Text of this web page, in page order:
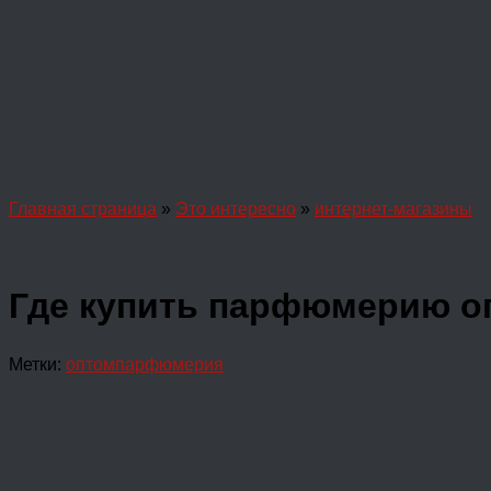
Главная страница » Это интересно » интернет-магазины
Где купить парфюмерию
Метки: оптомпарфюмерия